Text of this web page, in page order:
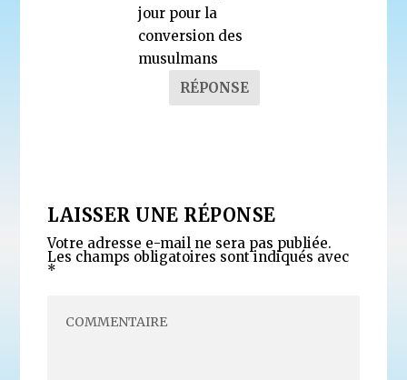
jour pour la
conversion des
musulmans
RÉPONSE
LAISSER UNE RÉPONSE
Votre adresse e-mail ne sera pas publiée.
Les champs obligatoires sont indiqués avec
*